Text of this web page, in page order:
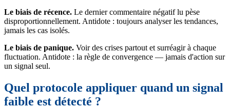
Le biais de récence. Le dernier commentaire négatif lu pèse
disproportionnellement. Antidote : toujours analyser les tendances,
jamais les cas isolés.
Le biais de panique. Voir des crises partout et surréagir à chaque
fluctuation. Antidote : la règle de convergence — jamais d'action sur
un signal seul.
Quel protocole appliquer quand un signal
faible est détecté ?